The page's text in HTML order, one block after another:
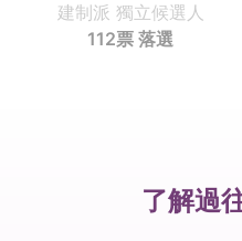
建制派 獨立候選人
112票 落選
了解過